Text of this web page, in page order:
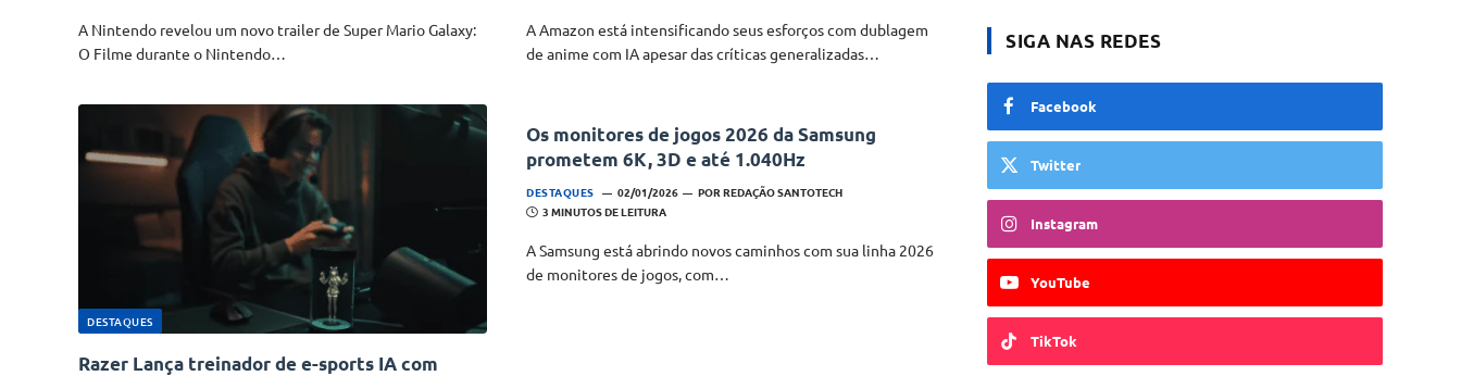
A Nintendo revelou um novo trailer de Super Mario Galaxy:
O Filme durante o Nintendo…
A Amazon está intensificando seus esforços com dublagem
de anime com IA apesar das críticas generalizadas…
DESTAQUES
Razer Lança treinador de e-sports IA com
Os monitores de jogos 2026 da Samsung
prometem 6K, 3D e até 1.040Hz
DESTAQUES 02/01/2026 POR REDAÇÃO SANTOTECH
3 MINUTOS DE LEITURA
A Samsung está abrindo novos caminhos com sua linha 2026
de monitores de jogos, com…
SIGA NAS REDES
Facebook
Twitter
Instagram
YouTube
TikTok